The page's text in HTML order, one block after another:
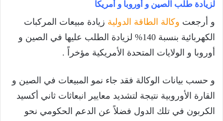
لزيادة طلب الصين و أوروبا و أمريكا
و أرجعت وكالة الطاقة الدولية زيادة مبيعات المركبات
الكهربائية بنسبة 140% لزيادة الطلب عليها في الصين و
أوروبا و الولايات المتحدة الأمريكية مؤخراً .
و حسب بيانات الوكالة فقد جاء نمو المبيعات في الصين و
القارة الأوروبية نتيجة لتشديد معايير انبعاثات ثاني أكسيد
الكربون في تلك الدول فضلاً عن الدعم الحكومي نحو